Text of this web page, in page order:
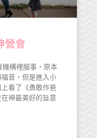
營會
構裡服事，原本
音，但是進入小
看了《勇敢作爸
神最美好的旨意